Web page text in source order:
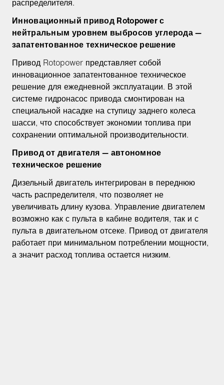
распределителя.
Инновационный привод Rotopower с
нейтральным уровнем выбросов углерода —
запатентованное техническое решение
Привод Rotopower представляет собой
инновационное запатентованное техническое
решение для ежедневной эксплуатации. В этой
системе гидронасос привода смонтирован на
специальной насадке на ступицу заднего колеса
шасси, что способствует экономии топлива при
сохранении оптимальной производительности.
Привод от двигателя — автономное
техническое решение
Дизельный двигатель интегрирован в переднюю
часть распределителя, что позволяет не
увеличивать длину кузова. Управление двигателем
возможно как с пульта в кабине водителя, так и с
пульта в двигательном отсеке. Привод от двигателя
работает при минимальном потреблении мощности,
а значит расход топлива остается низким.